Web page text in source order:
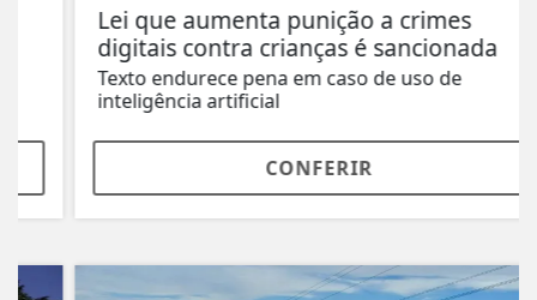
Lei que aumenta punição a crimes
digitais contra crianças é sancionada
Texto endurece pena em caso de uso de
inteligência artificial
CONFERIR